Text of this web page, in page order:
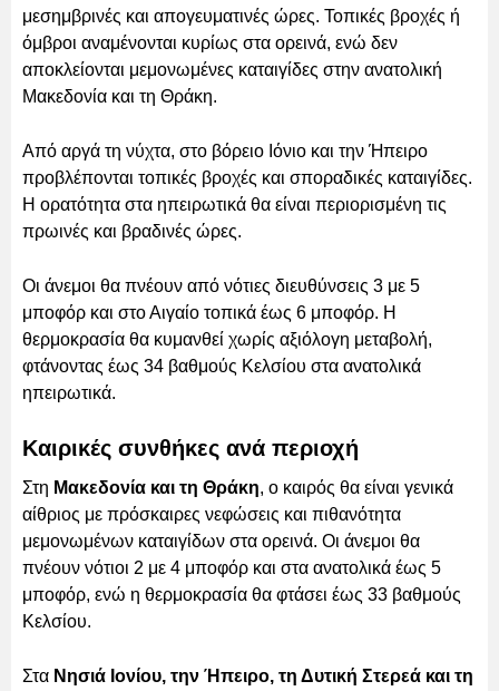
μεσημβρινές και απογευματινές ώρες. Τοπικές βροχές ή
όμβροι αναμένονται κυρίως στα ορεινά, ενώ δεν
αποκλείονται μεμονωμένες καταιγίδες στην ανατολική
Μακεδονία και τη Θράκη.
Από αργά τη νύχτα, στο βόρειο Ιόνιο και την Ήπειρο
προβλέπονται τοπικές βροχές και σποραδικές καταιγίδες.
Η ορατότητα στα ηπειρωτικά θα είναι περιορισμένη τις
πρωινές και βραδινές ώρες.
Οι άνεμοι θα πνέουν από νότιες διευθύνσεις 3 με 5
μποφόρ και στο Αιγαίο τοπικά έως 6 μποφόρ. Η
θερμοκρασία θα κυμανθεί χωρίς αξιόλογη μεταβολή,
φτάνοντας έως 34 βαθμούς Κελσίου στα ανατολικά
ηπειρωτικά.
Καιρικές συνθήκες ανά περιοχή
Στη Μακεδονία και τη Θράκη, ο καιρός θα είναι γενικά
αίθριος με πρόσκαιρες νεφώσεις και πιθανότητα
μεμονωμένων καταιγίδων στα ορεινά. Οι άνεμοι θα
πνέουν νότιοι 2 με 4 μποφόρ και στα ανατολικά έως 5
μποφόρ, ενώ η θερμοκρασία θα φτάσει έως 33 βαθμούς
Κελσίου.
Στα Νησιά Ιονίου, την Ήπειρο, τη Δυτική Στερεά και τη